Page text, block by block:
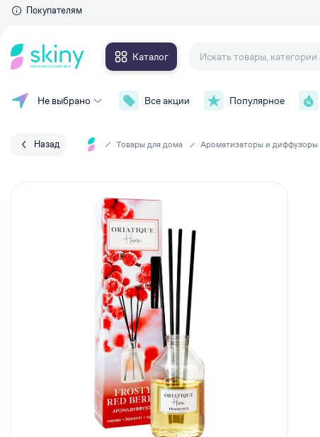
Покупателям
Каталог
Не выбрано Все акции Популярное
Назад Товары для дома Ароматизаторы и диффузоры
Макияж
Уход за лицом
Колготки и чулки
Наборы и сертификаты
Для глаз
Тени для век
Для губ
Губные помады
Блески для губ
Карандаши для губ
Для бровей
Тушь для бровей
Карандаши и лайнеры для бровей
Помады и тинты для бровей
Набор для бровей